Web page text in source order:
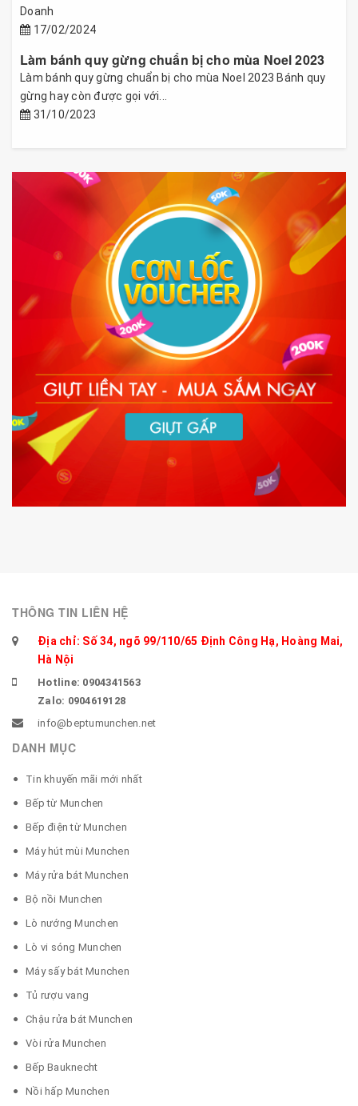
Doanh
17/02/2024
Làm bánh quy gừng chuẩn bị cho mùa Noel 2023
Làm bánh quy gừng chuẩn bị cho mùa Noel 2023 Bánh quy
gừng hay còn được gọi với...
31/10/2023
THÔNG TIN LIÊN HỆ
Địa chỉ: Số 34, ngõ 99/110/65 Định Công Hạ, Hoàng Mai,
Hà Nội
Hotline: 0904341563
Zalo: 0904619128
info@beptumunchen.net
DANH MỤC
Tin khuyến mãi mới nhất
Bếp từ Munchen
Bếp điện từ Munchen
Máy hút mùi Munchen
Máy rửa bát Munchen
Bộ nồi Munchen
Lò nướng Munchen
Lò vi sóng Munchen
Máy sấy bát Munchen
Tủ rượu vang
Chậu rửa bát Munchen
Vòi rửa Munchen
Bếp Bauknecht
Nồi hấp Munchen